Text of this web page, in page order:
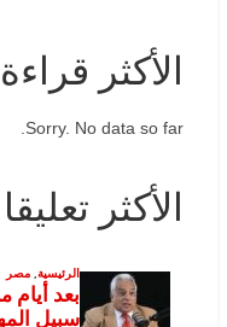
الأكثر قراءة
Sorry. No data so far.
الأكثر تعليقا